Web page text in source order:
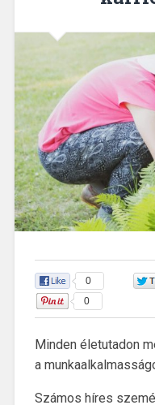
0
0
Minden életutadon
a
Számos híres